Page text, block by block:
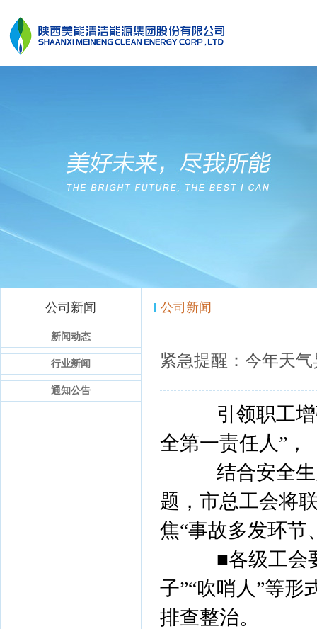
公司新闻
新闻动态
行业新闻
通知公告
公司新闻
紧急提醒：今年天
引领职工增
全第一责任人”，
结合安全生
题，市总工会将
焦“事故多发环节
■各级工会要
子”“吹哨人”等
排查整治。